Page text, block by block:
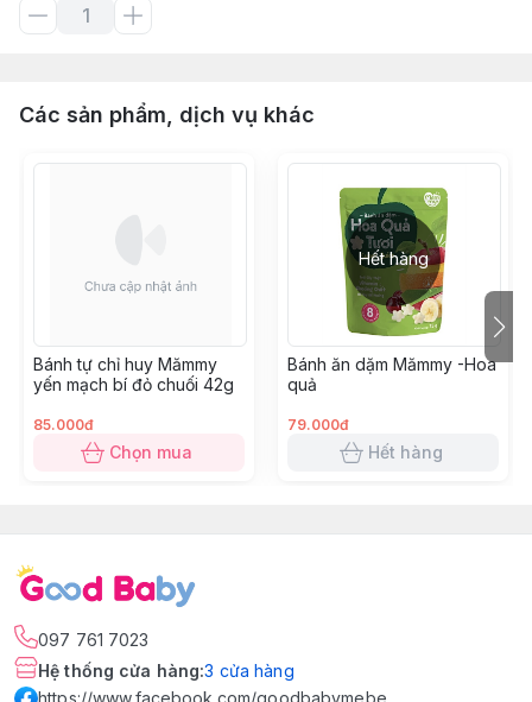
Các sản phẩm, dịch vụ khác
Bánh tự chỉ huy Mămmy
yến mạch bí đỏ chuối 42g
85.000đ
Chọn mua
Hết hàng
Bánh ăn dặm Mămmy -Hoa
quả
79.000đ
Hết hàng
097 761 7023
Hệ thống cửa hàng:3 cửa hàng
https://www.facebook.com/goodbabymebe